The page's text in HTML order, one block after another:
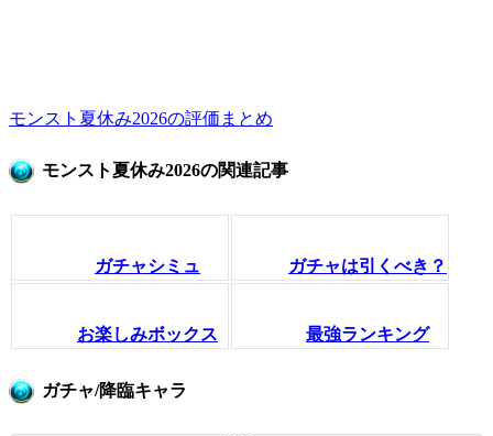
モンスト夏休み2026の評価まとめ
モンスト夏休み2026の関連記事
ガチャシミュ ガチャは引くべき？
お楽しみボックス 最強ランキング
ガチャ/降臨キャラ